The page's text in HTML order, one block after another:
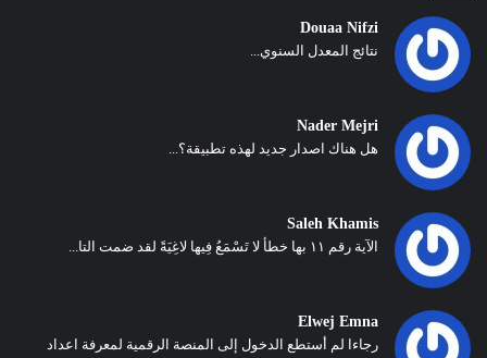
Douaa Nifzi
نتائج المعدل السنوي...
Nader Mejri
هل هناك اصدار جديد لهذه تطبيقة؟...
Saleh Khamis
الآية رقم ١١ بها خطأ لا تَسْمَعُ فِيها لاغِيَةً لقد ضمت التا...
Elwej Emna
رجاءا لم أستطع الدخول إلى المنصة الرقمية لمعرفة اعداد